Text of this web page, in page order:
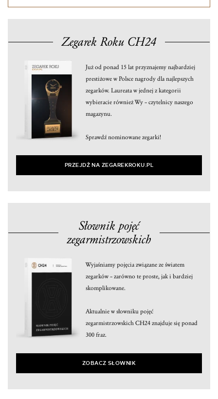
Zegarek Roku CH24
Już od ponad 15 lat przyznajemy najbardziej
prestiżowe w Polsce nagrody dla najlepszych
zegarków. Laureata w jednej z kategorii
wybieracie również Wy – czytelnicy naszego
magazynu.
Sprawdź nominowane zegarki!
PRZEJDŹ NA ZEGAREKROKU.PL
Słownik pojęć
zegarmistrzowskich
Wyjaśniamy pojęcia związane ze światem
zegarków – zarówno te proste, jak i bardziej
skomplikowane.
Aktualnie w słowniku pojęć
zegarmistrzowskich CH24 znajduje się ponad
300 fraz.
ZOBACZ SŁOWNIK